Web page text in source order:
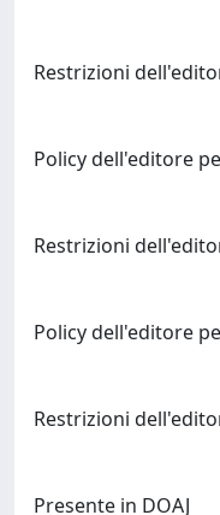
Restrizioni
Policy dell'editore
Restrizioni
Policy dell'editore
Restrizioni
Presente in DOAJ